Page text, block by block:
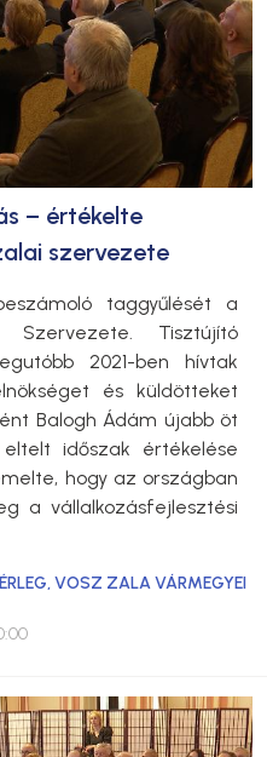
– értékelte
szervezete
taggyűlését a
Tisztújító
2021-ben hívtak
és küldötteket
Balogh Ádám újabb öt
időszak értékelése
hogy az országban
a vállalkozásfejlesztési
,VOSZ ZALA VÁRMEGYEI